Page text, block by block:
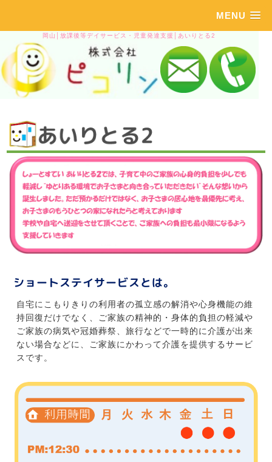
MENU
岡山│放課後等デイサービス・児童発達支援│あいりとる2
ショートステイサービスとは。
自宅にこもりきりの利用者の孤立感の解消や心身機能の維
持回復だけでなく、ご家族の精神的・身体的負担の軽減や
ご家族の病気や冠婚葬祭、旅行などで一時的に介護が出来
ない場合などに、ご家族にかわって介護を提供するサービ
スです。